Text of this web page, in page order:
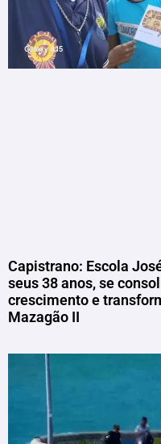
Capistrano: Escola
seus 38 anos, se
crescimento e
Mazagão II